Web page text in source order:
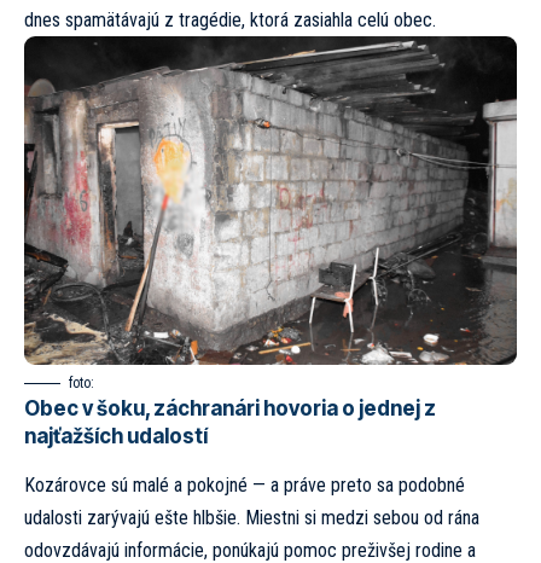
dnes spamätávajú z tragédie, ktorá zasiahla celú obec.
foto:
Obec v šoku, záchranári hovoria o jednej z
najťažších udalostí
Kozárovce sú malé a pokojné — a práve preto sa podobné
udalosti zarývajú ešte hlbšie. Miestni si medzi sebou od rána
odovzdávajú informácie, ponúkajú pomoc preživšej rodine a